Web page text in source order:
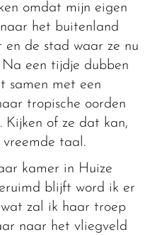
omdat mijn eigen
het buitenland
de stad waar ze nu
een tijdje dubben
samen met een
tropische oorden
Kijken of ze dat kan,
taal.
kamer in Huize
blijft word ik er
zal ik haar troep
naar het vliegveld